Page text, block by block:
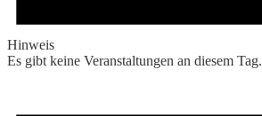
Hinweis
Es gibt keine Veranstaltungen an diesem Tag.